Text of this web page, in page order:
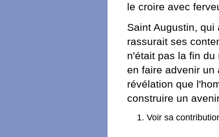
le croire avec
Saint Augustin,
rassurait ses
n'était pas la fin
en faire advenir un
révélation que
construire un
Voir sa